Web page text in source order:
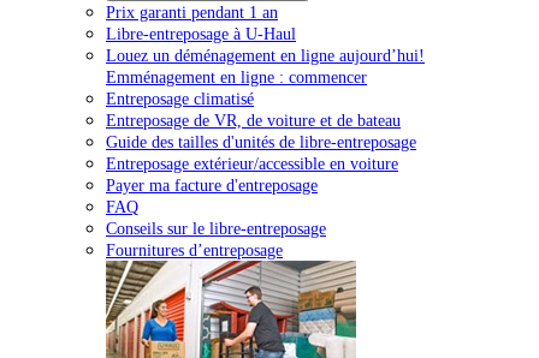
Prix garanti pendant 1 an
Libre-entreposage à U-Haul
Louez un déménagement en ligne aujourd’hui!
Emménagement en ligne : commencer
Entreposage climatisé
Entreposage de VR, de voiture et de bateau
Guide des tailles d'unités de libre-entreposage
Entreposage extérieur/accessible en voiture
Payer ma facture d'entreposage
FAQ
Conseils sur le libre-entreposage
Fournitures d’entreposage